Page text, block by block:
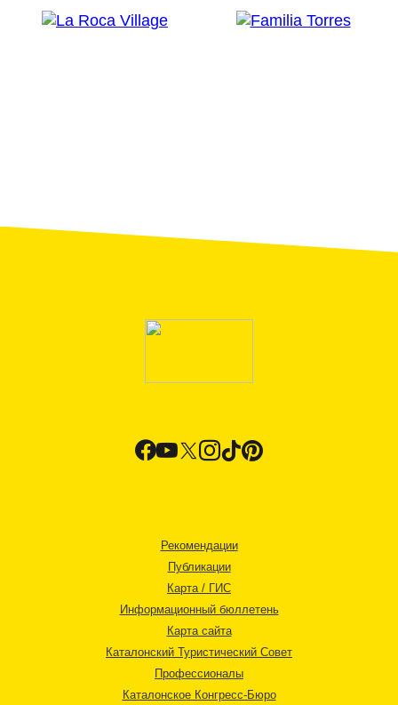
Рекомендации
Публикации
Карта / ГИС
Информационный бюллетень
Карта сайта
Каталонский Туристический Совет
Профессионалы
Каталонское Конгресс-Бюро